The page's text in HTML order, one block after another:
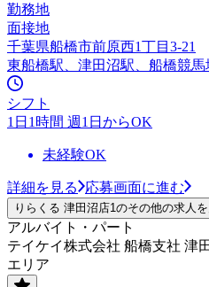
勤務地
面接地
千葉県船橋市前原西1丁目3-21
東船橋駅、津田沼駅、船橋競馬
シフト
1日1時間 週1日からOK
未経験OK
詳細を見る 応募画面に進む
りらくる 津田沼店1のその他の求人
アルバイト・パート
テイケイ株式会社 船橋支社 津
エリア